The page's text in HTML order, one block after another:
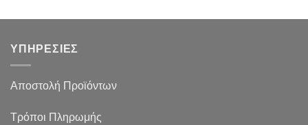
ΥΠΗΡΕΣΙΕΣ
Αποστολή Προϊόντων
Τρόποι Πληρωμής